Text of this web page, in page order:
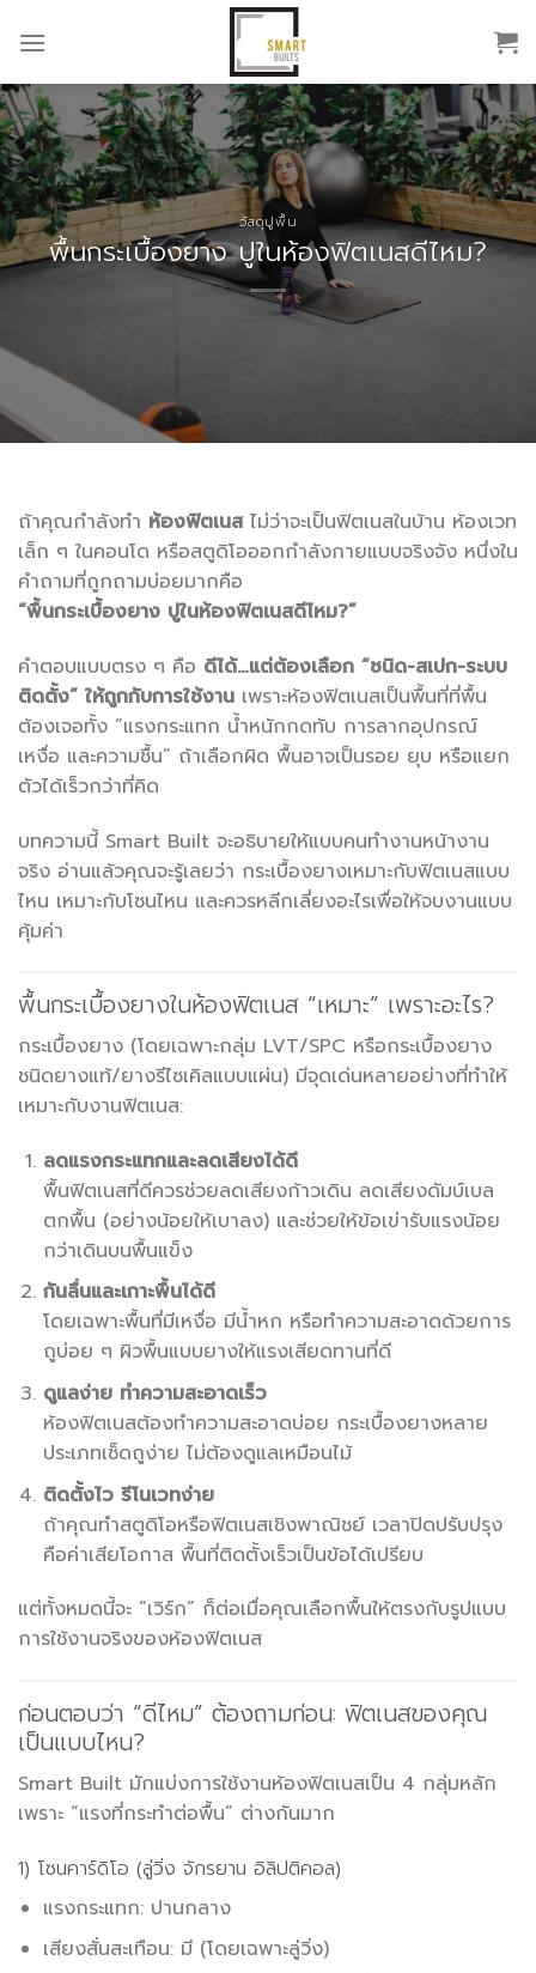
วัสดุปูพื้น
พื้นกระเบื้องยาง ปูในห้องฟิตเนสดีไหม?
ถ้าคุณกำลังทำ ห้องฟิตเนสไม่ว่าจะเป็นฟิตเนสในบ้าน ห้องเวท
เล็ก ๆ ในคอนโด หรือสตูดิโอออกกำลังกายแบบจริงจัง หนึ่งใน
คำถามที่ถูกถามบ่อยมากคือ
“พื้นกระเบื้องยาง ปูในห้องฟิตเนสดีไหม?”
คำตอบแบบตรง ๆ คือ ดีได้…แต่ต้องเลือก “ชนิด-สเปก-ระบบ
ติดตั้ง” ให้ถูกกับการใช้งาน เพราะห้องฟิตเนสเป็นพื้นที่ที่พื้น
ต้องเจอทั้ง “แรงกระแทก น้ำหนักกดทับ การลากอุปกรณ์
เหงื่อ และความชื้น” ถ้าเลือกผิด พื้นอาจเป็นรอย ยุบ หรือแยก
ตัวได้เร็วกว่าที่คิด
บทความนี้ Smart Built จะอธิบายให้แบบคนทำงานหน้างาน
จริง อ่านแล้วคุณจะรู้เลยว่า กระเบื้องยางเหมาะกับฟิตเนสแบบ
ไหน เหมาะกับโซนไหน และควรหลีกเลี่ยงอะไรเพื่อให้จบงานแบบ
คุ้มค่า
พื้นกระเบื้องยางในห้องฟิตเนส “เหมาะ” เพราะอะไร?
กระเบื้องยาง (โดยเฉพาะกลุ่ม LVT/SPC หรือกระเบื้องยาง
ชนิดยางแท้/ยางรีไซเคิลแบบแผ่น) มีจุดเด่นหลายอย่างที่ทำให้
เหมาะกับงานฟิตเนส:
ลดแรงกระแทกและลดเสียงได้ดี
พื้นฟิตเนสที่ดีควรช่วยลดเสียงก้าวเดิน ลดเสียงดัมบ์เบล
ตกพื้น (อย่างน้อยให้เบาลง) และช่วยให้ข้อเข่ารับแรงน้อย
กว่าเดินบนพื้นแข็ง
กันลื่นและเกาะพื้นได้ดี
โดยเฉพาะพื้นที่มีเหงื่อ มีน้ำหก หรือทำความสะอาดด้วยการ
ถูบ่อย ๆ ผิวพื้นแบบยางให้แรงเสียดทานที่ดี
ดูแลง่าย ทำความสะอาดเร็ว
ห้องฟิตเนสต้องทำความสะอาดบ่อย กระเบื้องยางหลาย
ประเภทเช็ดถูง่าย ไม่ต้องดูแลเหมือนไม้
ติดตั้งไว รีโนเวทง่าย
ถ้าคุณทำสตูดิโอหรือฟิตเนสเชิงพาณิชย์ เวลาปิดปรับปรุง
คือค่าเสียโอกาส พื้นที่ติดตั้งเร็วเป็นข้อได้เปรียบ
แต่ทั้งหมดนี้จะ “เวิร์ก” ก็ต่อเมื่อคุณเลือกพื้นให้ตรงกับรูปแบบ
การใช้งานจริงของห้องฟิตเนส
ก่อนตอบว่า “ดีไหม” ต้องถามก่อน: ฟิตเนสของคุณ
เป็นแบบไหน?
Smart Built มักแบ่งการใช้งานห้องฟิตเนสเป็น 4 กลุ่มหลัก
เพราะ “แรงที่กระทำต่อพื้น” ต่างกันมาก
1) โซนคาร์ดิโอ (ลู่วิ่ง จักรยาน อิลิปติคอล)
แรงกระแทก: ปานกลาง
เสียงสั่นสะเทือน: มี (โดยเฉพาะลู่วิ่ง)